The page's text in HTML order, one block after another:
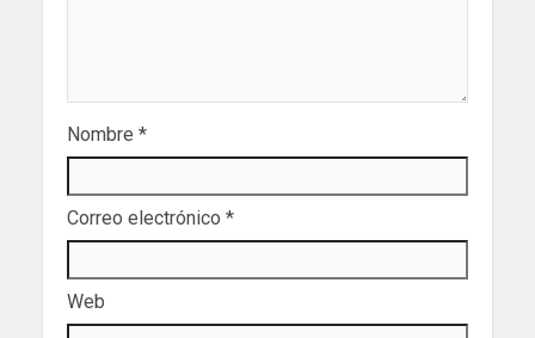
Nombre *
Correo electrónico *
Web